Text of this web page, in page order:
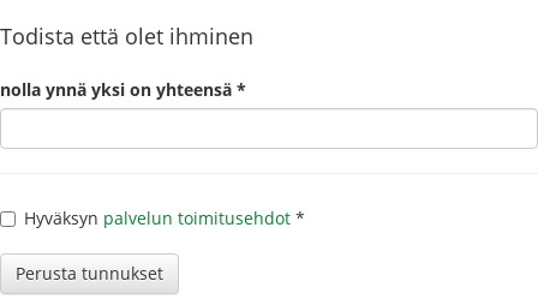
Todista että olet ihminen
nolla ynnä yksi on yhteensä *
Hyväksyn palvelun toimitusehdot *
Perusta tunnukset